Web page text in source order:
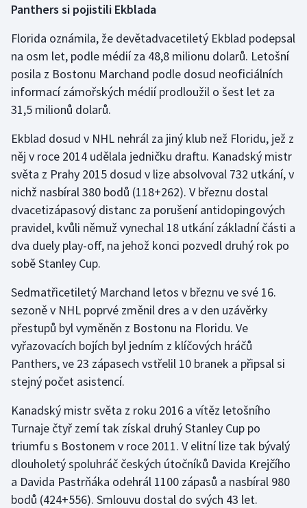
Panthers si pojistili Ekblada
Florida oznámila, že devětadvacetiletý Ekblad podepsal
na osm let, podle médií za 48,8 milionu dolarů. Letošní
posila z Bostonu Marchand podle dosud neoficiálních
informací zámořských médií prodloužil o šest let za
31,5 milionů dolarů.
Ekblad dosud v NHL nehrál za jiný klub než Floridu, jež z
něj v roce 2014 udělala jedničku draftu. Kanadský mistr
světa z Prahy 2015 dosud v lize absolvoval 732 utkání, v
nichž nasbíral 380 bodů (118+262). V březnu dostal
dvacetizápasový distanc za porušení antidopingových
pravidel, kvůli němuž vynechal 18 utkání základní části a
dva duely play-off, na jehož konci pozvedl druhý rok po
sobě Stanley Cup.
Sedmatřicetiletý Marchand letos v březnu ve své 16.
sezoně v NHL poprvé změnil dres a v den uzávěrky
přestupů byl vyměněn z Bostonu na Floridu. Ve
vyřazovacích bojích byl jedním z klíčových hráčů
Panthers, ve 23 zápasech vstřelil 10 branek a připsal si
stejný počet asistencí.
Kanadský mistr světa z roku 2016 a vítěz letošního
Turnaje čtyř zemí tak získal druhý Stanley Cup po
triumfu s Bostonem v roce 2011. V elitní lize tak bývalý
dlouholetý spoluhráč českých útočníků Davida Krejčího
a Davida Pastrňáka odehrál 1100 zápasů a nasbíral 980
bodů (424+556). Smlouvu dostal do svých 43 let.